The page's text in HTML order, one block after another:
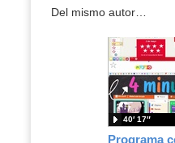
Del mismo autor…
40′ 17″